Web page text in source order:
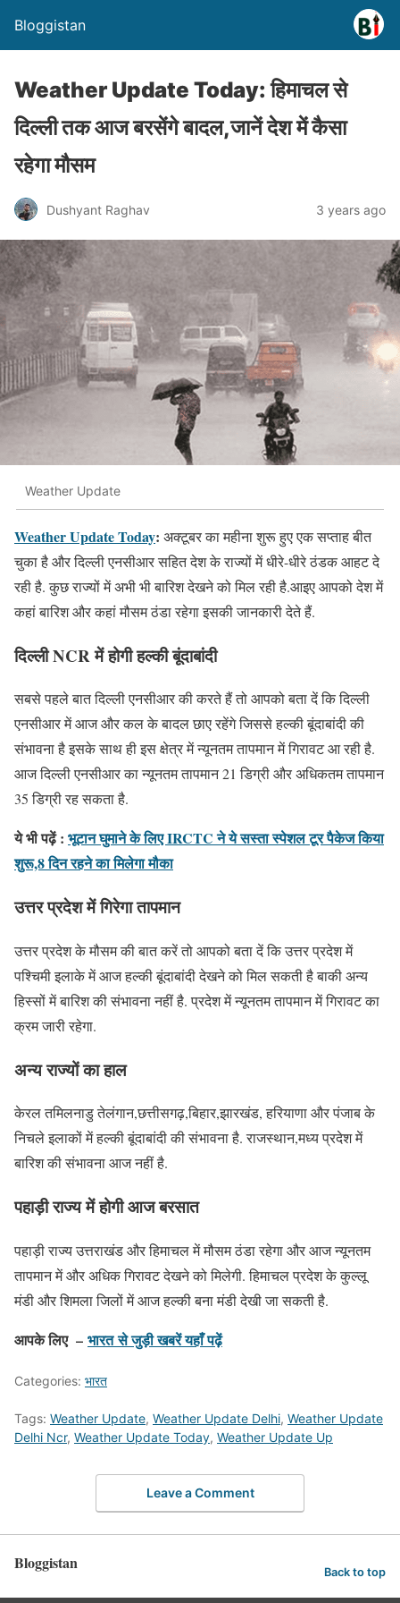
Bloggistan
Weather Update Today: हिमाचल से
दिल्ली तक आज बरसेंगे बादल,जानें देश में कैसा
रहेगा मौसम
Dushyant Raghav 3 years ago
Weather Update
Weather Update Today: अक्टूबर का महीना शुरू हुए एक सप्ताह बीत
चुका है और दिल्ली एनसीआर सहित देश के राज्यों में धीरे-धीरे ठंडक आहट दे
रही है. कुछ राज्यों में अभी भी बारिश देखने को मिल रही है.आइए आपको देश में
कहां बारिश और कहां मौसम ठंडा रहेगा इसकी जानकारी देते हैं.
दिल्ली NCR में होगी हल्की बूंदाबांदी
सबसे पहले बात दिल्ली एनसीआर की करते हैं तो आपको बता दें कि दिल्ली
एनसीआर में आज और कल के बादल छाए रहेंगे जिससे हल्की बूंदाबांदी की
संभावना है इसके साथ ही इस क्षेत्र में न्यूनतम तापमान में गिरावट आ रही है.
आज दिल्ली एनसीआर का न्यूनतम तापमान 21 डिग्री और अधिकतम तापमान
35 डिग्री रह सकता है.
ये भी पढ़ें : भूटान घुमाने के लिए IRCTC ने ये सस्ता स्पेशल टूर पैकेज किया
शुरू,8 दिन रहने का मिलेगा मौका
उत्तर प्रदेश में गिरेगा तापमान
उत्तर प्रदेश के मौसम की बात करें तो आपको बता दें कि उत्तर प्रदेश में
पश्चिमी इलाके में आज हल्की बूंदाबांदी देखने को मिल सकती है बाकी अन्य
हिस्सों में बारिश की संभावना नहीं है. प्रदेश में न्यूनतम तापमान में गिरावट का
क्रम जारी रहेगा.
अन्य राज्योंका हाल
केरल तमिलनाडु तेलंगान,छत्तीसगढ़,बिहार,झारखंड, हरियाणा और पंजाब के
निचले इलाकों में हल्की बूंदाबांदी की संभावना है. राजस्थान,मध्य प्रदेश में
बारिश की संभावना आज नहीं है.
पहाड़ी राज्य में होगी आज बरसात
पहाड़ी राज्य उत्तराखंड और हिमाचल में मौसम ठंडा रहेगा और आज न्यूनतम
तापमान में और अधिक गिरावट देखने को मिलेगी. हिमाचल प्रदेश के कुल्लू
मंडी और शिमला जिलों में आज हल्की बना मंडी देखी जा सकती है.
आपके लिए – भारत से जुड़ी खबरें यहाँ पढ़ें
Categories: भारत
Tags: Weather Update, Weather Update Delhi, Weather Update
Delhi Ncr, Weather Update Today, Weather Update Up
Leave a Comment
Bloggistan Back to top